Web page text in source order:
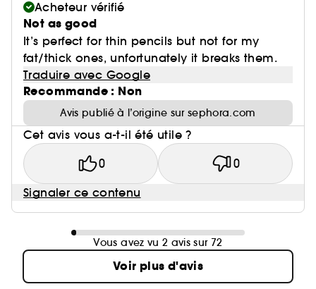
Acheteur vérifié
Not as good
It’s perfect for thin pencils but not for my
fat/thick ones, unfortunately it breaks them.
Traduire avec Google
Recommande : Non
Avis publié à l’origine sur sephora.com
Cet avis vous a-t-il été utile ?
0 0
Signaler ce contenu
Vous avez vu 2 avis sur 72
Voir plus d'avis